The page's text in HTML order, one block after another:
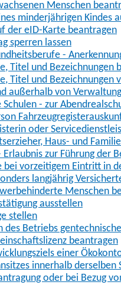
Menschen
minderjährigen Kindes
der eID-Karte beantragen
sperren lassen
-
Titel und Bezeichnungen
Titel und Bezeichnungen
außerhalb von
- zur
oder
Haus- und
Erlaubnis zur Führung der
bei vorzeitigem Eintritt in
langjährig
Menschen
ausstellen
stellen
des Betriebs
beantragen
einer
innerhalb
oder bei Bezug